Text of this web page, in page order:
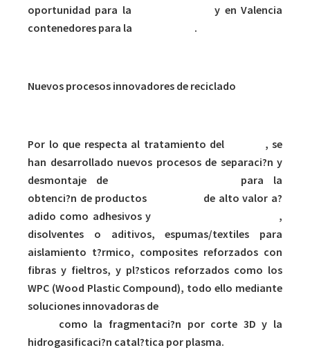
oportunidad para la
y en Valencia
contenedores para la
.
Nuevos procesos innovadores de reciclado
Por lo que respecta al tratamiento del
, se
han desarrollado nuevos procesos de separaci?n y
desmontaje de
para la
obtenci?n de productos
de alto valor a?
adido como adhesivos y
,
disolventes o aditivos, espumas/textiles para
aislamiento t?rmico, composites reforzados con
fibras y fieltros, y pl?sticos reforzados como los
WPC (Wood Plastic Compound), todo ello mediante
soluciones innovadoras de
como la fragmentaci?n por corte 3D y la
hidrogasificaci?n catal?tica por plasma.